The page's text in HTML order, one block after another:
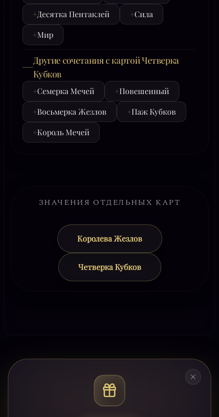
+Десятка Пентаклей +Сила
+Мир
Другие сочетания с картой Четверка
Кубков
+Семерка Мечей +Повешенный
+Восьмерка Жезлов +Паж Кубков
+Король Мечей
ЗНАЧЕНИЯ ОТДЕЛЬНЫХ КАРТ
Королева Жезлов
Четверка Кубков